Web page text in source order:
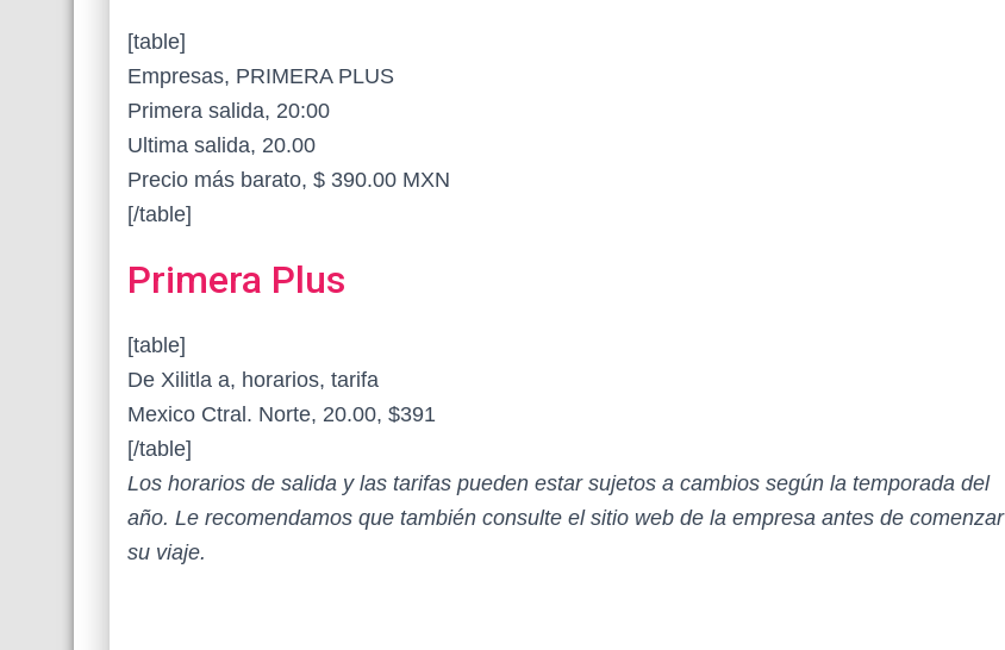
[table]
Empresas, PRIMERA PLUS
Primera salida, 20:00
Ultima salida, 20.00
Precio más barato, $ 390.00 MXN
[/table]
Primera Plus
[table]
De Xilitla a, horarios, tarifa
Mexico Ctral. Norte, 20.00, $391
[/table]
Los horarios de salida y las tarifas pueden estar sujetos a cambios según la temporada del
año. Le recomendamos que también consulte el sitio web de la empresa antes de comenzar
su viaje.